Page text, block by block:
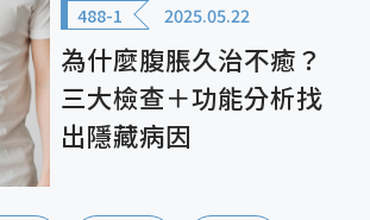
488-1 2025.05.22
為什麼腹脹久治不癒？
三大檢查＋功能分析找
出隱藏病因